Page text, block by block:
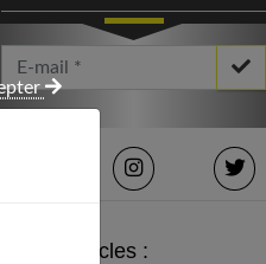
Votre Email *
articles :